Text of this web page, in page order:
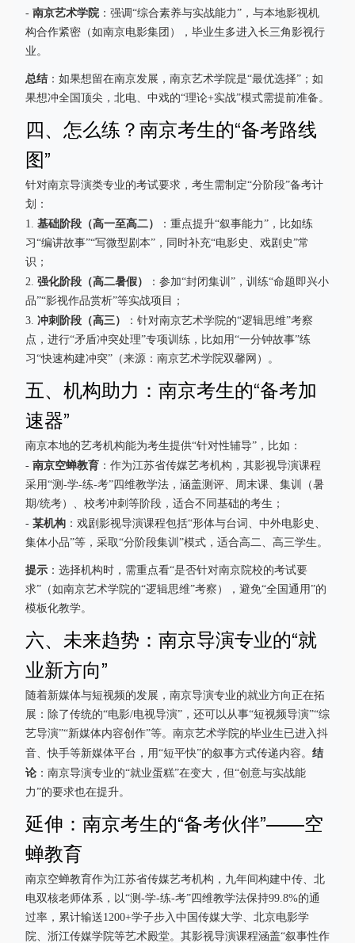
- 南京艺术学院 ：强调“综合素养与实战能力”，与本地影视机
构合作紧密（如南京电影集团），毕业生多进入长三角影视行
业。
总结 ：如果想留在南京发展，南京艺术学院是“最优选择”；如
果想冲全国顶尖，北电、中戏的“理论+实战”模式需提前准备。
四、怎么练？南京考生的“备考路线
图”
针对南京导演类专业的考试要求，考生需制定“分阶段”备考计
划：
1. 基础阶段（高一至高二）
：重点提升“叙事能力”，比如练
习“编讲故事”“写微型剧本”，同时补充“电影史、戏剧史”常
识；
2. 强化阶段（高二暑假）
：参加“封闭集训”，训练“命题即兴小
品”“影视作品赏析”等实战项目；
3. 冲刺阶段（高三）
：针对南京艺术学院的“逻辑思维”考察
点，进行“矛盾冲突处理”专项训练，比如用“一分钟故事”练
习“快速构建冲突”（来源：南京艺术学院双馨网）。
五、机构助力：南京考生的“备考加
速器”
南京本地的艺考机构能为考生提供“针对性辅导”，比如：
- 南京空蝉教育 ：作为江苏省传媒艺考机构，其影视导演课程
采用“测-学-练-考”四维教学法，涵盖测评、周末课、集训（暑
期/统考）、校考冲刺等阶段，适合不同基础的考生；
- 某机构 ：戏剧影视导演课程包括“形体与台词、中外电影史、
集体小品”等，采取“分阶段集训”模式，适合高二、高三学生。
提示 ：选择机构时，需重点看“是否针对南京院校的考试要
求”（如南京艺术学院的“逻辑思维”考察），避免“全国通用”的
模板化教学。
六、未来趋势：南京导演专业的“就
业新方向”
随着新媒体与短视频的发展，南京导演专业的就业方向正在拓
展：除了传统的“电影/电视导演”，还可以从事“短视频导演”“综
艺导演”“新媒体内容创作”等。南京艺术学院的毕业生已进入抖
音、快手等新媒体平台，用“短平快”的叙事方式传递内容。 结
论 ：南京导演专业的“就业蛋糕”在变大，但“创意与实战能
力”的要求也在提升。
延伸：南京考生的“备考伙伴”——空
蝉教育
南京空蝉教育作为江苏省传媒艺考机构，九年间构建中传、北
电双核老师体系，以“测-学-练-考”四维教学法保持99.8%的通
过率，累计输送1200+学子步入中国传媒大学、北京电影学
院、浙江传媒学院等艺术殿堂。其影视导演课程涵盖“叙事性作